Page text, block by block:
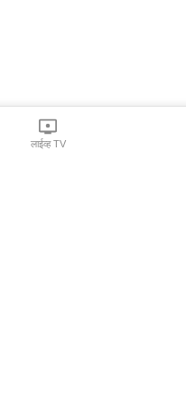
लाईव्ह TV